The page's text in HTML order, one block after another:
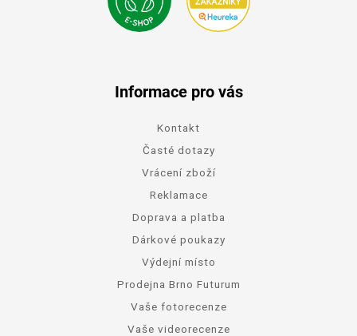
Informace pro vás
Kontakt
Časté dotazy
Vrácení zboží
Reklamace
Doprava a platba
Dárkové poukazy
Výdejní místo
Prodejna Brno Futurum
Vaše fotorecenze
Vaše videorecenze